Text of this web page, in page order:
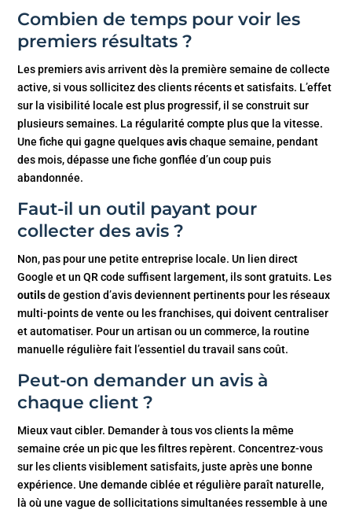
Combien de temps pour voir les
premiers résultats ?
Les premiers avis arrivent dès la première semaine de collecte
active, si vous sollicitez des clients récents et satisfaits. L’effet
sur la visibilité locale est plus progressif, il se construit sur
plusieurs semaines. La régularité compte plus que la vitesse.
Une fiche qui gagne quelquesavischaque semaine, pendant
des mois, dépasse une fiche gonflée d’un coup puis
abandonnée.
Faut-il un outil payant pour
collecter des avis ?
Non, pas pour une petite entreprise locale. Un lien direct
Google et un QR code suffisent largement, ils sont gratuits. Les
outilsde gestion d’avis deviennent pertinents pour les réseaux
multi-points de vente ou les franchises, qui doivent centraliser
et automatiser. Pour un artisan ou un commerce, la routine
manuelle régulière fait l’essentiel du travail sans coût.
Peut-on demander un avis à
chaque client ?
Mieux vaut cibler. Demander à tous vos clients la même
semaine crée un pic que les filtres repèrent. Concentrez-vous
sur les clients visiblement satisfaits, juste après une bonne
expérience. Une demande ciblée et régulière paraît naturelle,
là où une vague de sollicitations simultanées ressemble à une